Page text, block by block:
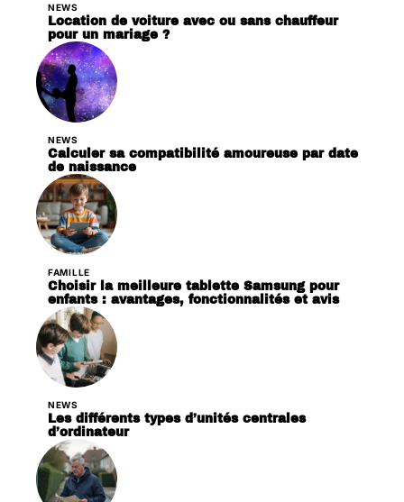
NEWS
Location de voiture avec ou sans chauffeur
pour un mariage ?
NEWS
Calculer sa compatibilité amoureuse par date
de naissance
FAMILLE
Choisir la meilleure tablette Samsung pour
enfants : avantages, fonctionnalités et avis
NEWS
Les différents types d’unités centrales
d’ordinateur